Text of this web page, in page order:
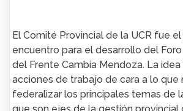
El Comité Provincial de la UCR fue
encuentro para el desarrollo del
del Frente Cambia Mendoza. La
acciones de trabajo de cara a lo que
federalizar los principales temas de